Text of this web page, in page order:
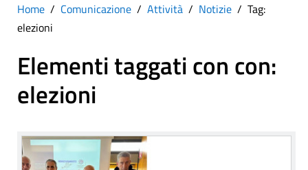
Home Comunicazione Attività Notizie
Tag:
elezioni
Elementi taggati con con:
elezioni